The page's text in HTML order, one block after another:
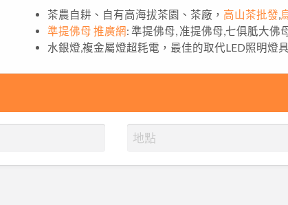
茶農自耕、自有高海拔茶園、茶廠， 高山茶批發
準提佛母 推廣網: 準提佛母, 准提佛母,七俱胝大佛
水銀燈,複金屬燈超耗電，最佳的取代LED照明燈具